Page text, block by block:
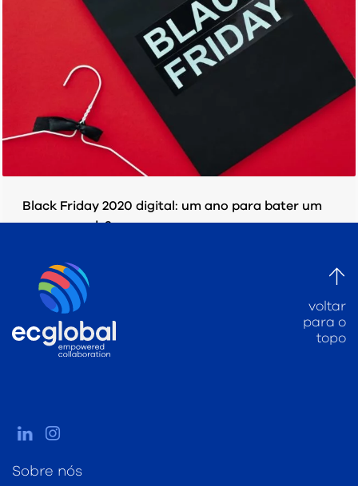
Black Friday 2020 digital: um ano para bater um
novo recorde?
PUBLICADO EM
voltar
para o
topo
Sobre nós